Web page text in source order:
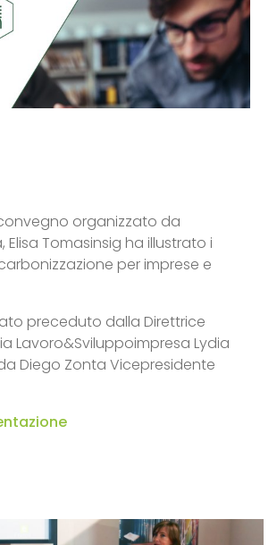
organizzato da
Elisa Tomasinsig ha illustrato i
per imprese e
preceduto dalla Direttrice
Lavoro&Sviluppoimpresa Lydia
Diego Zonta Vicepresidente